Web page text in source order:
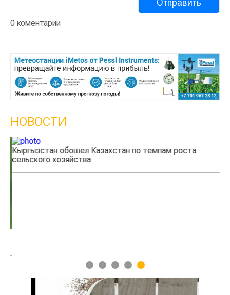
0 коментарии
НОВОСТИ
Кыргызстан обошел Казахстан по темпам роста
сельского хозяйства
1 2 3 4 5